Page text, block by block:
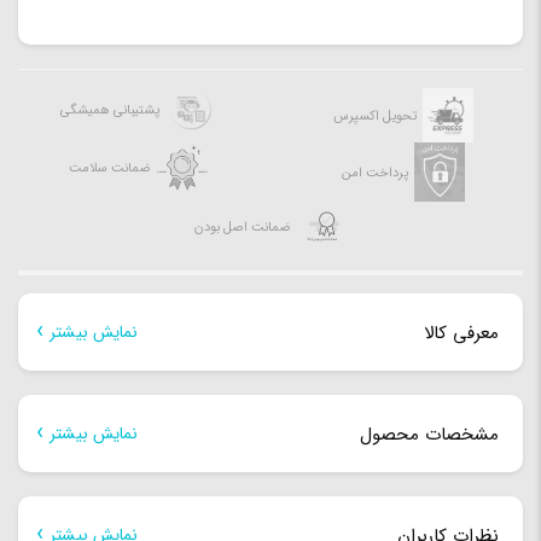
تحویل اکسپرس پشتیبانی همیشگی
پرداخت امن ضمانت سلامت
ضمانت اصل بودن
معرفی کالا نمایش بیشتر
معرفی کالا
شیائومی امسال نسل نهم از گوشی‌های Redmi Note خود را معرفی
مشخصات محصول نمایش بیشتر
مشخصات فیزیکی
نمایش بیشتر